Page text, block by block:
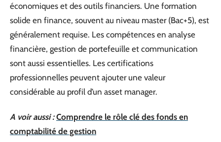
économiques et des outils financiers. Une formation
solide en finance, souvent au niveau master (Bac+5), est
généralement requise. Les compétences en analyse
financière, gestion de portefeuille et communication
sont aussi essentielles. Les certifications
professionnelles peuvent ajouter une valeur
considérable au profil d’un asset manager.
A voir aussi : Comprendre le rôle clé des fonds en
comptabilité de gestion